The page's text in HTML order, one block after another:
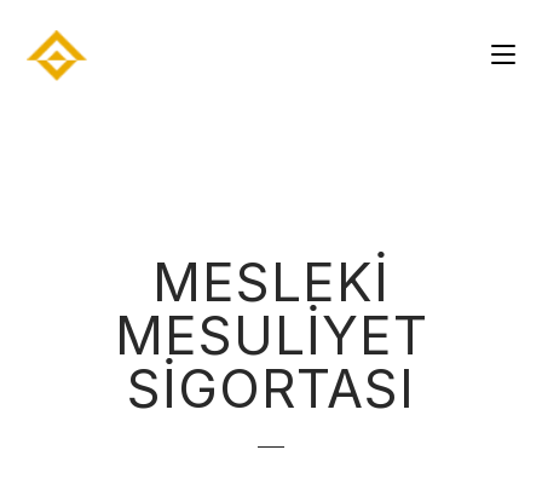
MESLEKİ
MESULİYET
SİGORTASI